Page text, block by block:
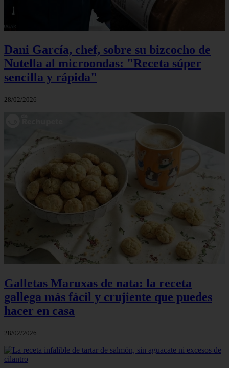
Dani García, chef, sobre su bizcocho de
Nutella al microondas: "Receta súper
sencilla y rápida"
28/02/2026
Galletas Maruxas de nata: la receta
gallega más fácil y crujiente que puedes
hacer en casa
28/02/2026